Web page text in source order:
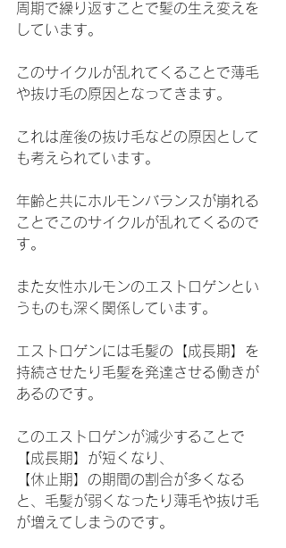
周期で繰り返すことで髪の生え変えを
しています。
このサイクルが乱れてくることで薄毛
や抜け毛の原因となってきます。
これは産後の抜け毛などの原因として
も考えられています。
年齢と共にホルモンバランスが崩れる
ことでこのサイクルが乱れてくるので
す。
また女性ホルモンのエストロゲンとい
うものも深く関係しています。
エストロゲンには毛髪の【成長期】を
持続させたり毛髪を発達させる働きが
あるのです。
このエストロゲンが減少することで
【成長期】が短くなり、
【休止期】の期間の割合が多くなる
と、毛髪が弱くなったり薄毛や抜け毛
が増えてしまうのです。